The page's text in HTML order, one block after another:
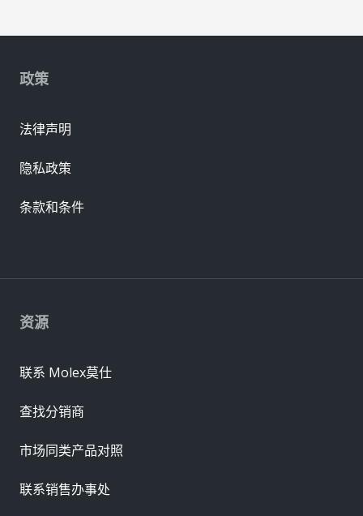
资源
联系 Molex莫仕
查找分销商
市场同类产品对照
联系销售办事处
政策
法律声明
隐私政策
条款和条件